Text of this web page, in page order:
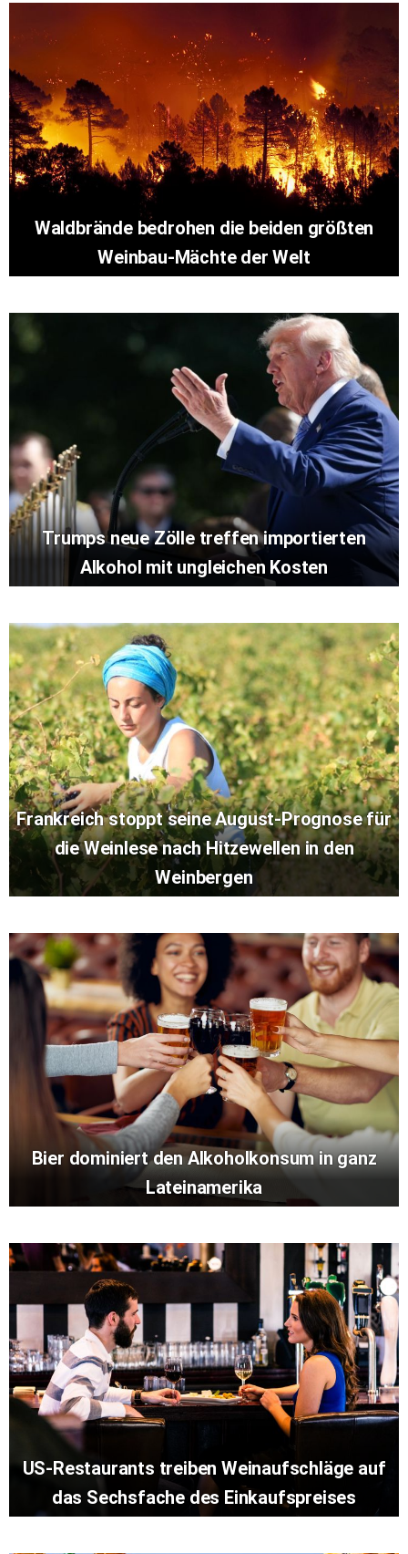
Waldbrände bedrohen die beiden größten
Weinbau-Mächte der Welt
Trumps neue Zölle treffen importierten
Alkohol mit ungleichen Kosten
Frankreich stoppt seine August-Prognose für
die Weinlese nach Hitzewellen in den
Weinbergen
Bier dominiert den Alkoholkonsum in ganz
Lateinamerika
US-Restaurants treiben Weinaufschläge auf
das Sechsfache des Einkaufspreises